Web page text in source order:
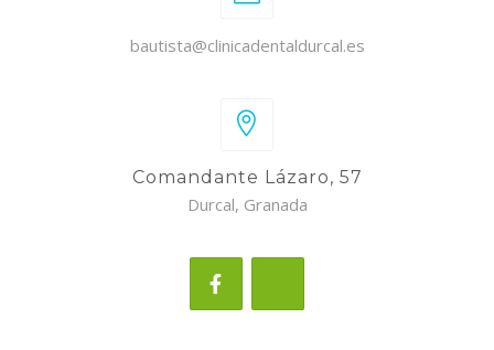
bautista@clinicadentaldurcal.es
Comandante Lázaro, 57
Durcal, Granada